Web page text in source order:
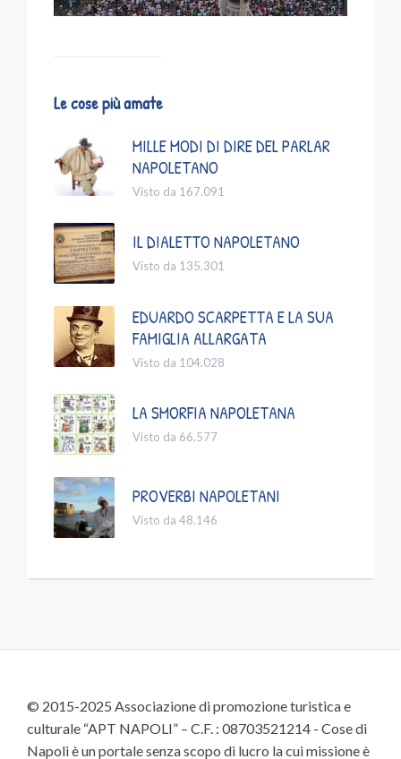
Le cose più amate
MILLE MODI DI DIRE DEL PARLAR
NAPOLETANO
Visto da 167.091
IL DIALETTO NAPOLETANO
Visto da 135.301
EDUARDO SCARPETTA E LA SUA
FAMIGLIA ALLARGATA
Visto da 104.028
LA SMORFIA NAPOLETANA
Visto da 66.577
PROVERBI NAPOLETANI
Visto da 48.146
© 2015-2025 Associazione di promozione turistica e
culturale “APT NAPOLI” – C.F. : 08703521214 - Cose di
Napoli è un portale senza scopo di lucro la cui missione è